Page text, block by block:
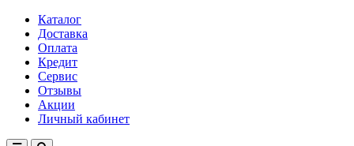
Каталог
Доставка
Оплата
Кредит
Сервис
Отзывы
Акции
Личный кабинет